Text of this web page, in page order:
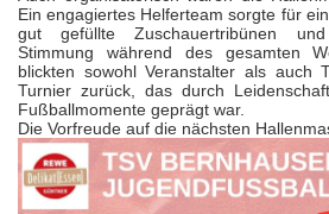
Ein engagiertes Helferteam sorgte für
gut gefüllte Zuschauertribünen
Stimmung während des gesamten
blickten sowohl Veranstalter als auch
Turnier zurück, das durch
Fußballmomente geprägt war.
Die Vorfreude auf die nächsten